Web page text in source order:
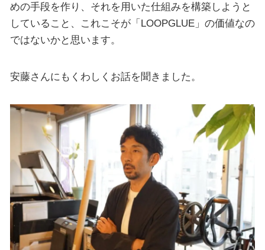
めの手段を作り、それを用いた仕組みを構築しようと
していること、これこそが「LOOPGLUE」の価値なの
ではないかと思います。
安藤さんにもくわしくお話を聞きました。